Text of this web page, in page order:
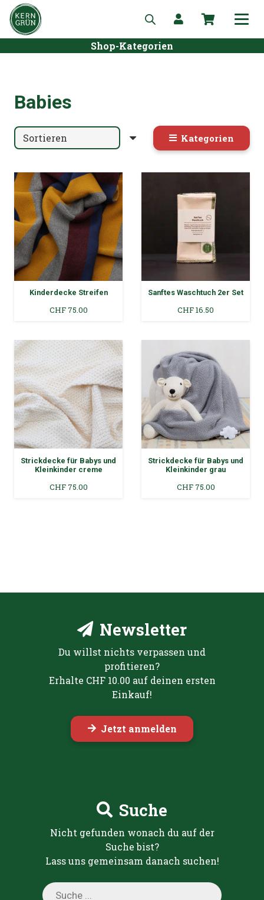
Shop-Kategorien
Babies
Kategorien
Kinderdecke Streifen
CHF75.00
Sanftes Waschtuch 2er Set
CHF16.50
Strickdecke für Babys und
Kleinkinder creme
CHF75.00
Strickdecke für Babys und
Kleinkinder grau
CHF75.00
Newsletter
Du willst nichts verpassen und
profitieren?
Erhalte CHF 10.00 auf deinen ersten
Einkauf!
Jetzt anmelden
Suche
Nicht gefunden wonach du auf der
Suche bist?
Lass uns gemeinsam danach suchen!
Products
search